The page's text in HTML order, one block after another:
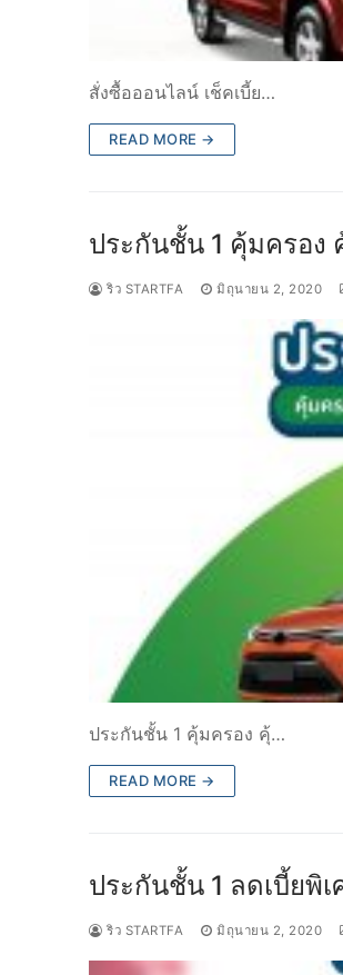
สั่งซื้อออนไลน์ เช็คเบี้ย…
READ MORE →
ประกันชั้น 1 คุ้มครอง
ริว STARTFA มิถุนายน 2, 2020
ประกันชั้น 1 คุ้มครอง คุ้…
READ MORE →
ประกันชั้น 1 ลดเบี้ยพิ
ริว STARTFA มิถุนายน 2, 2020